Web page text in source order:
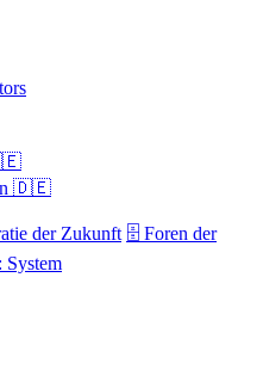
🇩🇪
der Zukunft 🗄️ Foren der